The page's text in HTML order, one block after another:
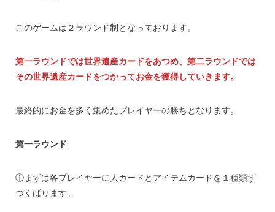
このゲームは２ラウンド制となっております。
第一ラウンドでは世界遺産カードをあつめ、第二ラウンドでは
その世界遺産カードをつかってお金を獲得していきます。
最終的にお金を多く集めたプレイヤーの勝ちとなります。
第一ラウンド
①まずは各プレイヤーに人カードとアイテムカードを１種類ず
つくばります。